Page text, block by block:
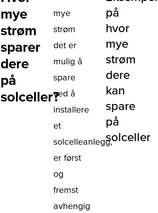
mye
strøm
sparer
dere
på
solceller?
mye
strøm
det er
mulig å
spare
ved å
installere
et
solcelleanlegg,
er først
og
fremst
avhengig
på
hvor
mye
strøm
dere
kan
spare
på
solceller